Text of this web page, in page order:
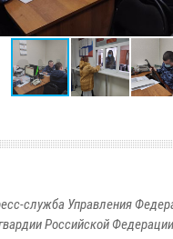
служба Управления
Российской